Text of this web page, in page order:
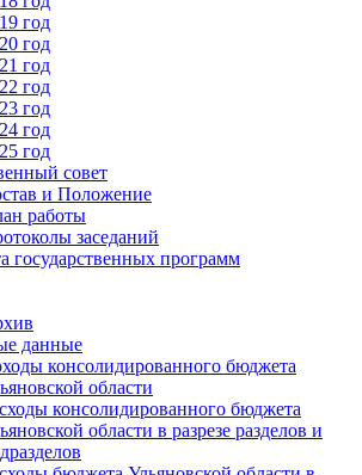
год
год
год
год
год
год
год
совет
и Положение
работы
заседаний
государственных программ
данные
консолидированного бюджета
области
консолидированного бюджета
области в разрезе разделов и